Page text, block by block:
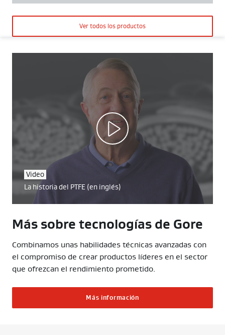
Ver todos los productos
Video
La historia del PTFE (en inglés)
Más sobre tecnologías de Gore
Combinamos unas habilidades técnicas avanzadas con
el compromiso de crear productos líderes en el sector
que ofrezcan el rendimiento prometido.
Más información